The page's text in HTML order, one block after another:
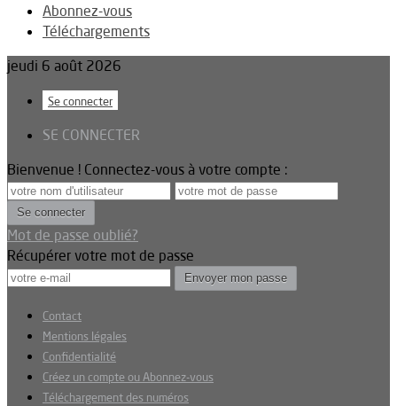
Abonnez-vous
Téléchargements
jeudi 6 août 2026
Se connecter
SE CONNECTER
Bienvenue ! Connectez-vous à votre compte :
Mot de passe oublié?
Récupérer votre mot de passe
Contact
Mentions légales
Confidentialité
Créez un compte ou Abonnez-vous
Téléchargement des numéros